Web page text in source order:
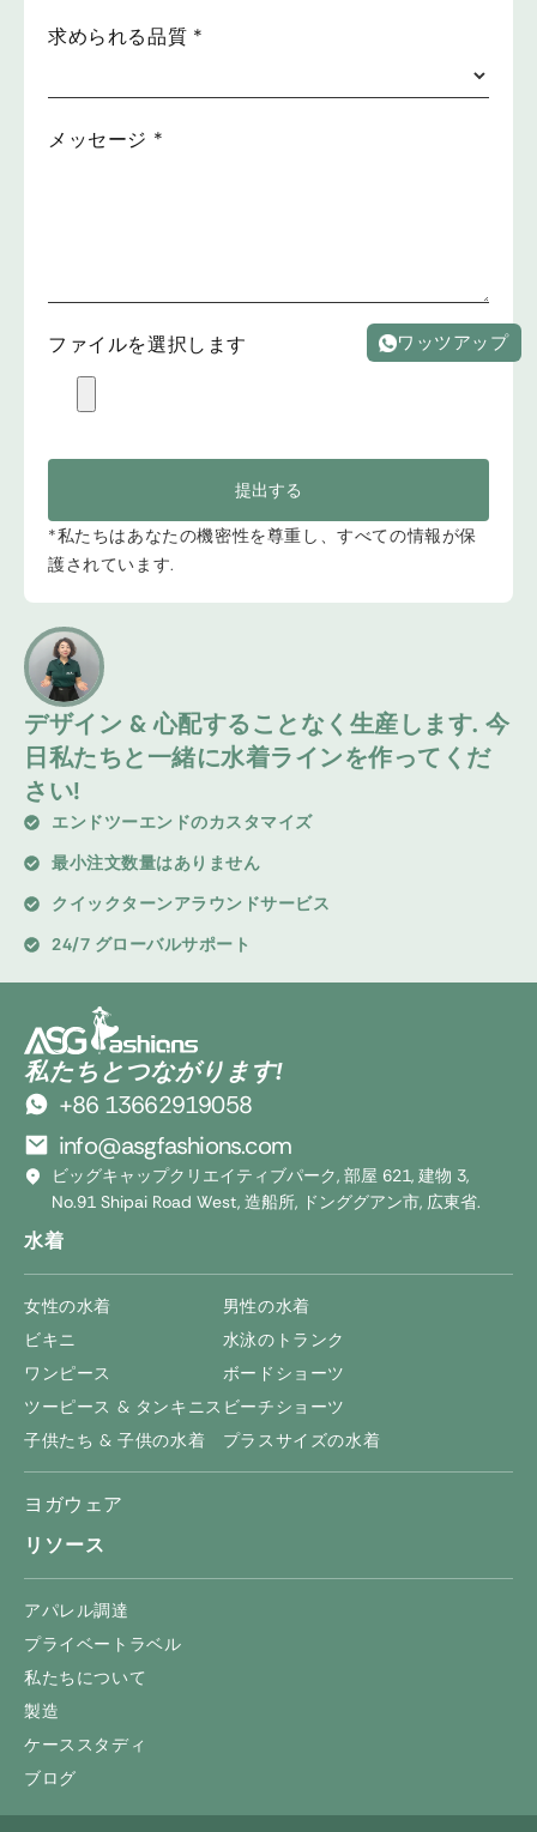
デザイン & 心配することなく生産します. 今
日私たちと一緒に水着ラインを作ってくだ
さい!
エンドツーエンドのカスタマイズ
最小注文数量はありません
クイックターンアラウンドサービス
24/7 グローバルサポート
求められる品質 *
メッセージ *
ファイルを選択します
提出する
*私たちはあなたの機密性を尊重し、すべての情報が保
護されています.
私たちとつながります!
+86 13662919058
info@asgfashions.com
ビッグキャップクリエイティブパーク, 部屋 621, 建物 3,
No.91 Shipai Road West, 造船所, ドンググアン市, 広東省.
水着
女性の水着
ビキニ
ワンピース
ツーピース & タンキニス
子供たち & 子供の水着
男性の水着
水泳のトランク
ボードショーツ
ビーチショーツ
プラスサイズの水着
ヨガウェア
リソース
アパレル調達
プライベートラベル
私たちについて
製造
ケーススタディ
ブログ
ワッツアップ